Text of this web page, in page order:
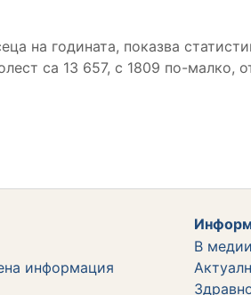
на годината, показва
са 13 657, с 1809 по-малко,
информация
В